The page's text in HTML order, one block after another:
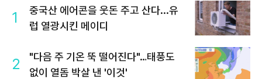
1
중국산 에어콘을 웃돈 주고 산다...유
럽 열광시킨 메이디
2
"다음 주 기온 뚝 떨어진다"…태풍도
없이 열돔 박살 낸 '이것'